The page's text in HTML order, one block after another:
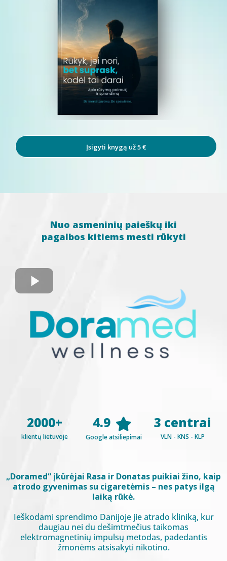
12 mėnesių garantija ir papildomas antistresinis
Detalias sąlygas rasite taisyklėse.
rimtas sveikatos problemas, prieš registruojantis būtina pasitarti su
: procedūra yra sveikatinimo (wellness) pobūdžio paslauga.
Ji nėra skirta diagnozuoti, gydyti ar išgydyti ligas ir nepakeičia
gydytojo konsultacijos ar medicininio gydymo.
Įsigyti knygą už 5 €
Nuo asmeninių paieškų iki
pagalbos kitiems mesti rūkyti
2000+
klientų lietuvoje
4.9
Google atsiliepimai
3 centrai
VLN - KNS - KLP
„Doramed“ įkūrėjai Rasa ir Donatas puikiai žino, kaip
atrodo gyvenimas su cigaretėmis – nes patys ilgą
laiką rūkė.
Ieškodami sprendimo Danijoje jie atrado kliniką, kur
daugiau nei du dešimtmečius taikomas
elektromagnetinių impulsų metodas, padedantis
žmonėms atsisakyti nikotino.